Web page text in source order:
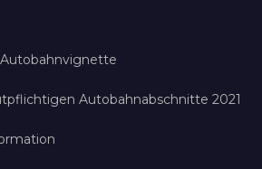
Autobahnabschnitte 2021